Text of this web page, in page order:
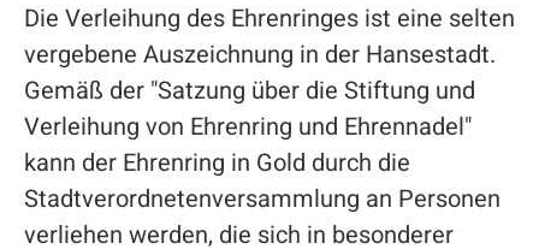
Die Verleihung des Ehrenringes ist eine selten
vergebene Auszeichnung in der Hansestadt.
Gemäß der "Satzung über die Stiftung und
Verleihung von Ehrenring und Ehrennadel"
kann der Ehrenring in Gold durch die
Stadtverordnetenversammlung an Personen
verliehen werden, die sich in besonderer